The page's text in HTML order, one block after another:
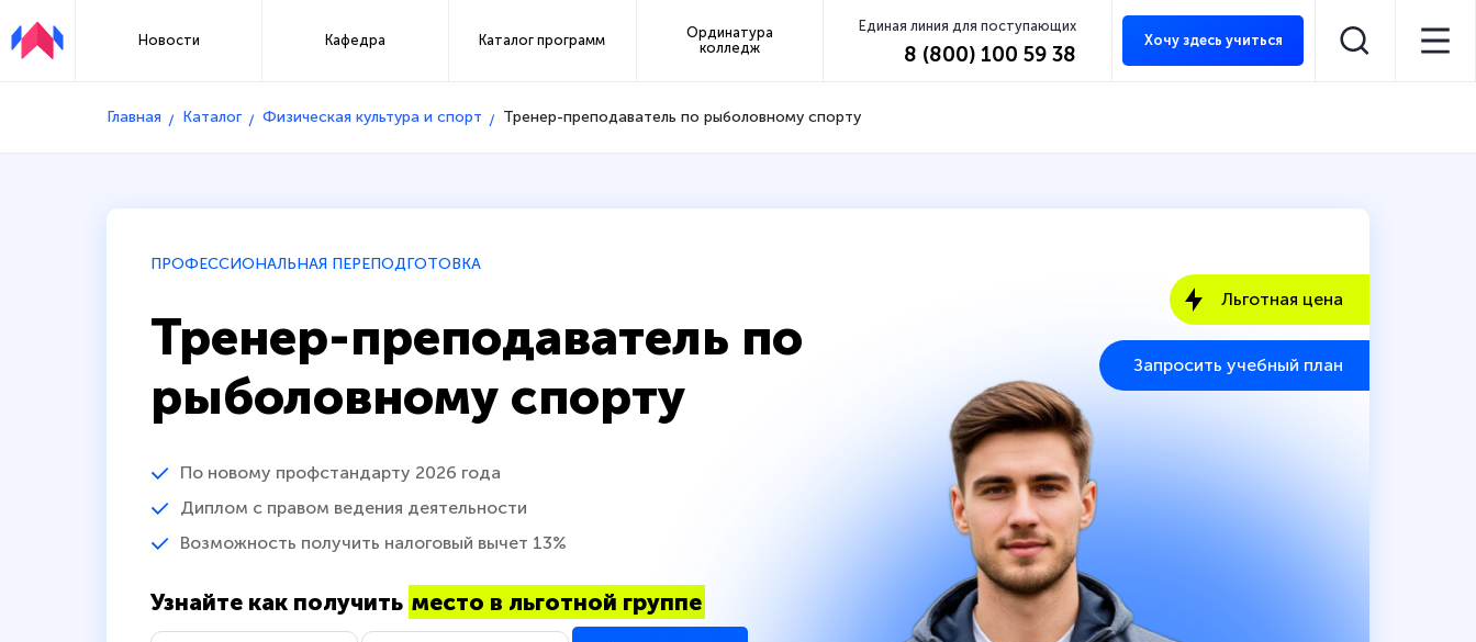
Новости Кафедра Каталог программ
Ординатура
колледж
Единая линия для поступающих
8 (800) 100 59 38
Хочу здесь учиться
Главная Каталог Физическая культура и спорт Тренер-преподаватель по рыболовному спорту
ПРОФЕССИОНАЛЬНАЯ ПЕРЕПОДГОТОВКА
Тренер-преподаватель по
рыболовному спорту
По новому профстандарту 2026 года
Диплом с правом ведения деятельности
Возможность получить налоговый вычет 13%
Узнайте как получить место в льготной группе
Льготная цена
Запросить учебный план